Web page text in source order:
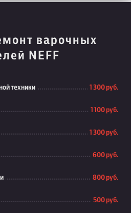
варочных
NEFF
техники 1 300 руб.
1 100 руб.
1 300 руб.
600 руб.
800 руб.
500 руб.